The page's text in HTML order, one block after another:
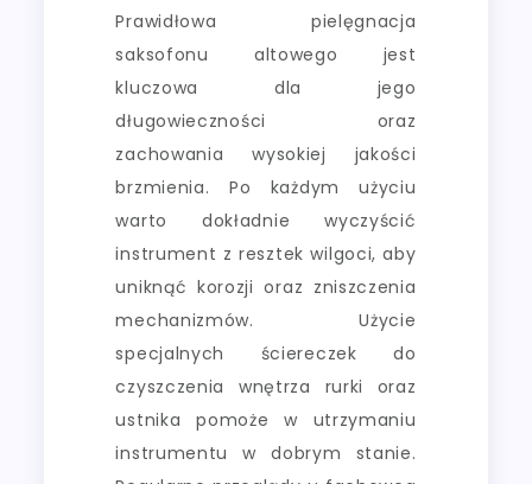
Prawidłowa pielęgnacja
saksofonu altowego jest
kluczowa dla jego
długowieczności oraz
zachowania wysokiej jakości
brzmienia. Po każdym użyciu
warto dokładnie wyczyścić
instrument z resztek wilgoci, aby
uniknąć korozji oraz zniszczenia
mechanizmów. Użycie
specjalnych ściereczek do
czyszczenia wnętrza rurki oraz
ustnika pomoże w utrzymaniu
instrumentu w dobrym stanie.